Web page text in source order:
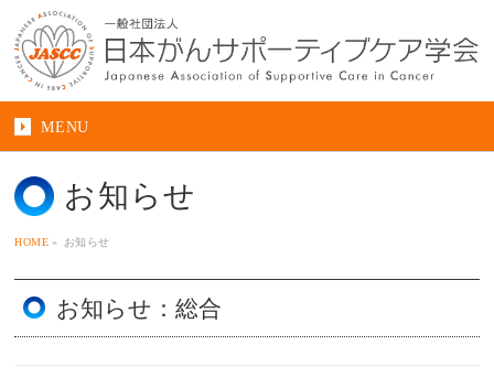
MENU
お知らせ
HOME » お知らせ
お知らせ：総合